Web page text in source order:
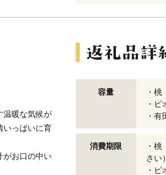
温暖な気候が
いっぱいに育
がお口の中い
容量
・
・
・
消費期限
・
さい）
・